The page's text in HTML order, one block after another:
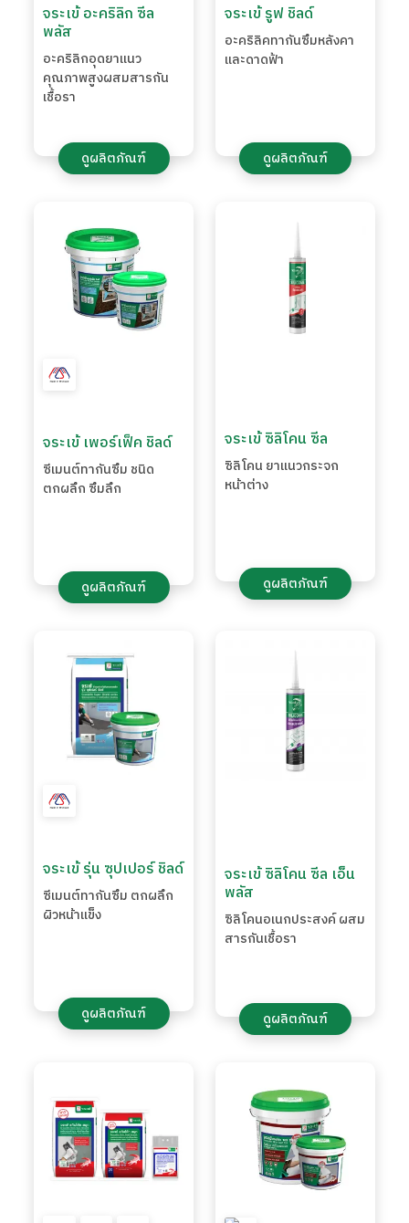
จระเข้ อะคริลิก ซีล
พลัส
อะคริลิกอุดยาแนว
คุณภาพสูงผสมสารกัน
เชื้อรา
ดูผลิตภัณฑ์
จระเข้ รูฟ ชิลด์
อะคริลิคทากันซึมหลังคา
และดาดฟ้า
ดูผลิตภัณฑ์
จระเข้ เพอร์เฟ็ค ชิลด์
ซีเมนต์ทากันซึม ชนิด
ตกผลึก ซึมลึก
ดูผลิตภัณฑ์
จระเข้ ซิลิโคน ซีล
ซิลิโคน ยาแนวกระจก
หน้าต่าง
ดูผลิตภัณฑ์
จระเข้ รุ่น ซุปเปอร์ ชิลด์
ซีเมนต์ทากันซึม ตกผลึก
ผิวหน้าแข็ง
ดูผลิตภัณฑ์
จระเข้ ซิลิโคน ซีล เอ็น
พลัส
ซิลิโคนอเนกประสงค์ ผสม
สารกันเชื้อรา
ดูผลิตภัณฑ์